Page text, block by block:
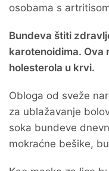
osobama s
Bundeva štiti
karotenoidima. Ova
holesterola u krvi.
Obloga od sveže
za ublažavanje
soka bundeve
mokraćne bešike,